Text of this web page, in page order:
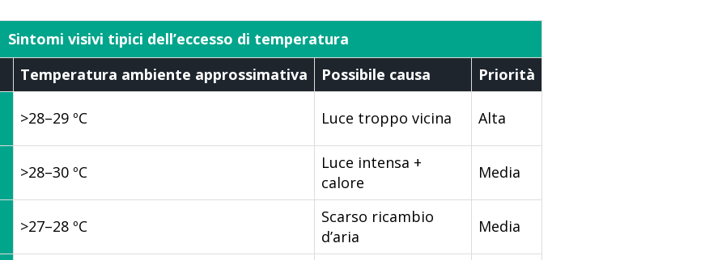
Sintomi visivi tipici dell’eccesso di temperatura
Temperatura ambiente approssimativa Possibile causa
Priorità
>28–29 ºC Luce troppo vicina Alta
>28–30 ºC
Luce intensa +
calore
Media
>27–28 ºC
Scarso ricambio
d’aria
Media